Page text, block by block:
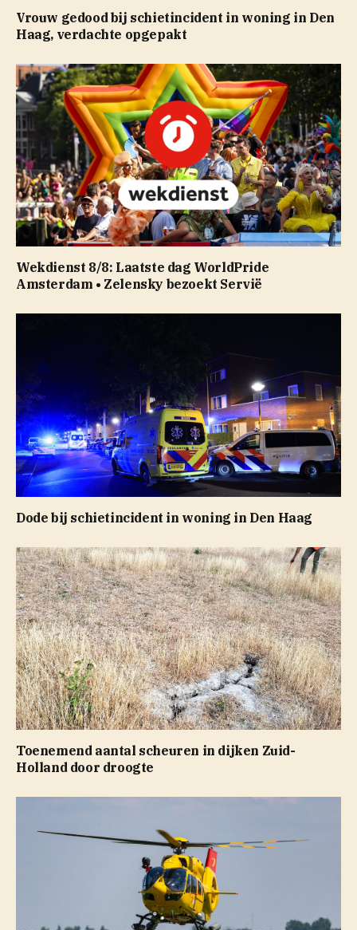
Vrouw gedood bij schietincident in woning in Den
Haag, verdachte opgepakt
Wekdienst 8/8: Laatste dag WorldPride
Amsterdam • Zelensky bezoekt Servië
Dode bij schietincident in woning in Den Haag
Toenemend aantal scheuren in dijken Zuid-
Holland door droogte